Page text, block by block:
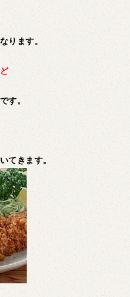
なります。
です。
てきます。